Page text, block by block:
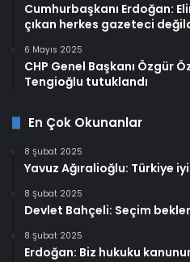
Cumhurbaşkanı Erdoğan:
çıkan herkes gazeteci
6 Mayıs 2025
CHP Genel Başkanı Özgür
Tengioğlu tutuklandı
En Çok Okunanlar
8 Şubat 2025
Yavuz Ağıralioğlu: Türkiye
8 Şubat 2025
Devlet Bahçeli: Seçim
8 Şubat 2025
Erdoğan: Biz hukuku